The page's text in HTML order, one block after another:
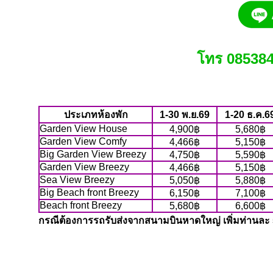
โทร
ประเภทห้องพัก 1-30 พ.ย.69
1-20 ธ.ค
Garden View House
4,900฿
5,680฿
Garden View Comfy
4,466฿
5,150฿
Big Garden View Breezy
4,750฿
5,590฿
Garden View Breezy
4,466฿
5,150฿
Sea View Breezy
5,050฿
5,880฿
Big Beach front Breezy
6,150฿
7,100฿
Beach front Breezy
5,680฿
6,600฿
กรณีต้องการรถรับส่งจากสนามบินหาดใหญ่ เพิ่มท่านละ